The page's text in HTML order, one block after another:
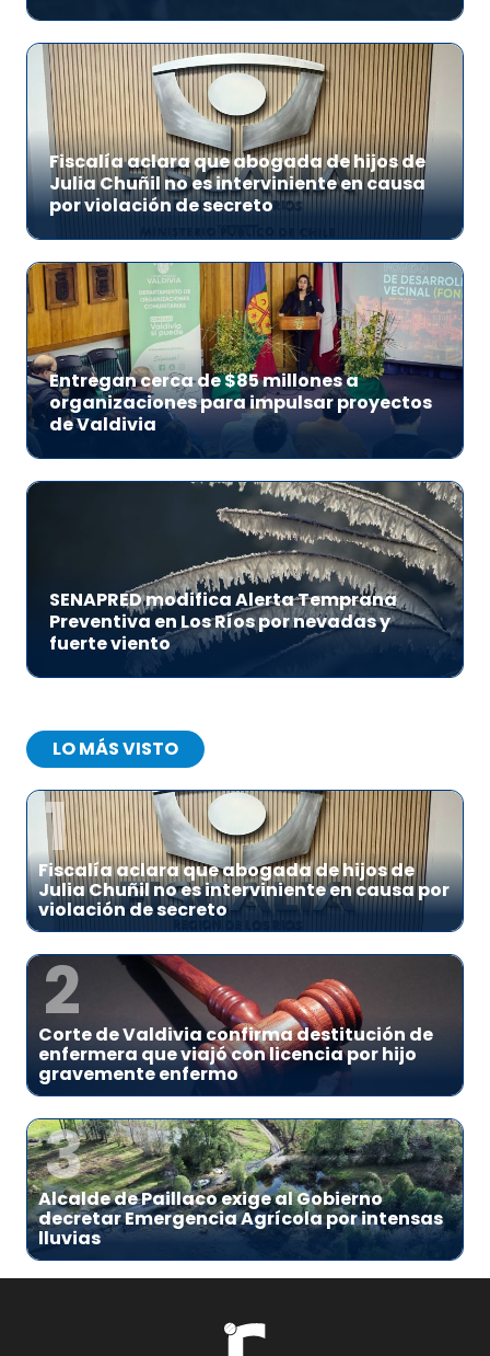
Fiscalía aclara que abogada de hijos de
Julia Chuñil no es interviniente en causa
por violación de secreto
Entregan cerca de $85 millones a
organizaciones para impulsar proyectos
de Valdivia
SENAPRED modifica Alerta Temprana
Preventiva en Los Ríos por nevadas y
fuerte viento
LO MÁS VISTO
1
Fiscalía aclara que abogada de hijos de
Julia Chuñil no es interviniente en causa por
violación de secreto
2
Corte de Valdivia confirma destitución de
enfermera que viajó con licencia por hijo
gravemente enfermo
3
Alcalde de Paillaco exige al Gobierno
decretar Emergencia Agrícola por intensas
lluvias